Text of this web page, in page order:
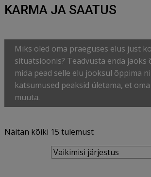
KARMA JA SAATUS
Miks oled oma praeguses elus just
situatsioonis? Teadvusta enda jaoks
mida pead selle elu jooksul õppima
katsumused peaksid ületama, et
muuta.
Näitan kõiki 15 tulemust